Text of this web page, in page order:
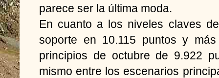
parece ser la última moda.
En cuanto a los niveles claves
soporte en 10.115 puntos y
principios de octubre de 9.922
mismo entre los escenarios